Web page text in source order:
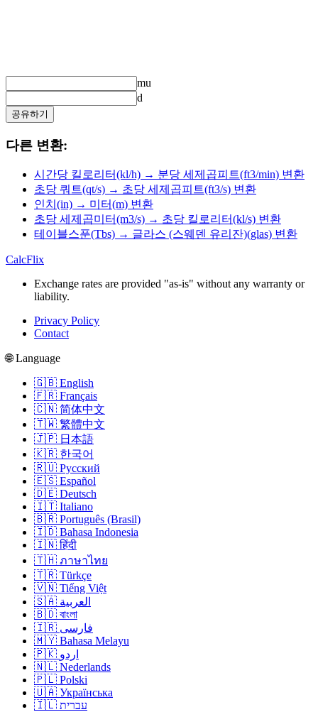
mu
d
공유하기
다른 변환:
시간당 킬로리터(kl/h) → 분당 세제곱피트(ft3/min) 변환
초당 쿼트(qt/s) → 초당 세제곱피트(ft3/s) 변환
인치(in) → 미터(m) 변환
초당 세제곱미터(m3/s) → 초당 킬로리터(kl/s) 변환
테이블스푼(Tbs) → 글라스 (스웨덴 유리잔)(glas) 변환
CalcFlix
Exchange rates are provided "as-is" without any warranty or
liability.
Privacy Policy
Contact
🌐 Language
🇬🇧 English
🇫🇷 Français
🇨🇳 简体中文
🇹🇼 繁體中文
🇯🇵 日本語
🇰🇷 한국어
🇷🇺 Русский
🇪🇸 Español
🇩🇪 Deutsch
🇮🇹 Italiano
🇧🇷 Português (Brasil)
🇮🇩 Bahasa Indonesia
🇮🇳 हिंदी
🇹🇭 ภาษาไทย
🇹🇷 Türkçe
🇻🇳 Tiếng Việt
🇸🇦 العربية
🇧🇩 বাংলা
🇮🇷 فارسی
🇲🇾 Bahasa Melayu
🇵🇰 اردو
🇳🇱 Nederlands
🇵🇱 Polski
🇺🇦 Українська
🇮🇱 עברית